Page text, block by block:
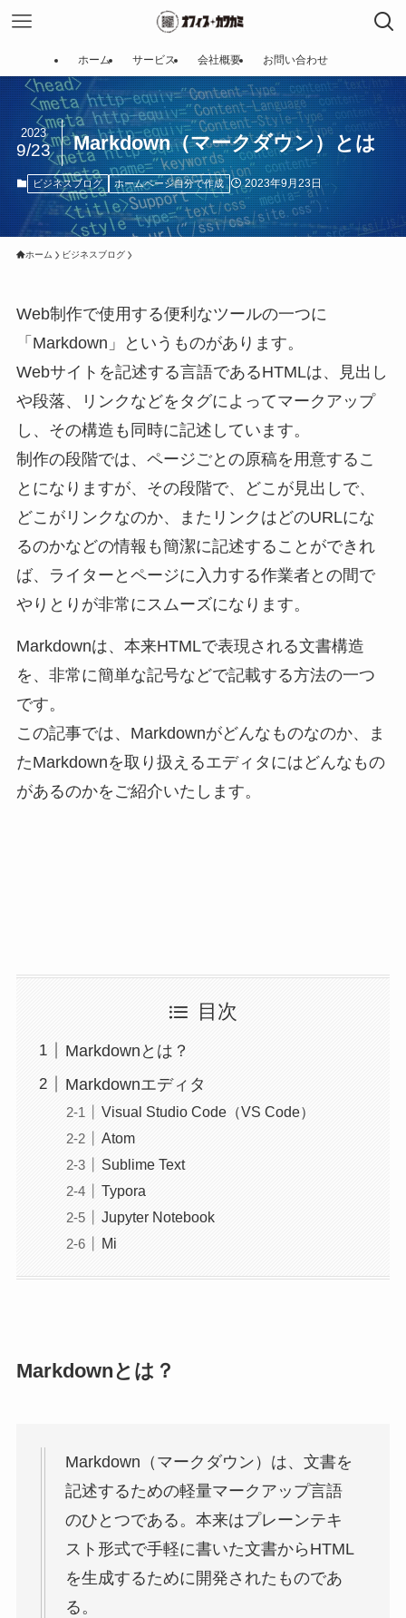
ホーム サービス 会社概要 お問い合わせ
Markdown（マークダウン）とは
2023
9/23
ビジネスブログ ホームページ自分で作成 2023年9月23日
ホーム ビジネスブログ
Web制作で使用する便利なツールの一つに
「Markdown」というものがあります。
Webサイトを記述する言語であるHTMLは、見出し
や段落、リンクなどをタグによってマークアップ
し、その構造も同時に記述しています。
制作の段階では、ページごとの原稿を用意するこ
とになりますが、その段階で、どこが見出しで、
どこがリンクなのか、またリンクはどのURLにな
るのかなどの情報も簡潔に記述することができれ
ば、ライターとページに入力する作業者との間で
やりとりが非常にスムーズになります。
Markdownは、本来HTMLで表現される文書構造
を、非常に簡単な記号などで記載する方法の一つ
です。
この記事では、Markdownがどんなものなのか、ま
たMarkdownを取り扱えるエディタにはどんなもの
があるのかをご紹介いたします。
目次
Markdownとは？
Markdownエディタ
Visual Studio Code（VS Code）
Atom
Sublime Text
Typora
Jupyter Notebook
Mi
Markdownとは？
Markdown（マークダウン）は、文書を
記述するための軽量マークアップ言語
のひとつである。本来はプレーンテキ
スト形式で手軽に書いた文書からHTML
を生成するために開発されたものであ
る。